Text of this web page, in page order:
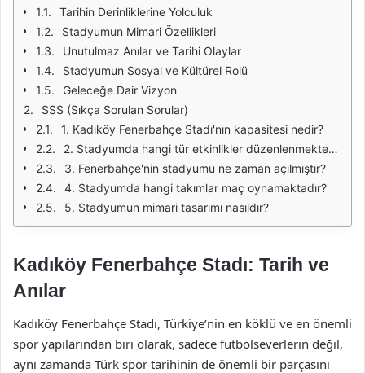
Tarihin Derinliklerine Yolculuk
Stadyumun Mimari Özellikleri
Unutulmaz Anılar ve Tarihi Olaylar
Stadyumun Sosyal ve Kültürel Rolü
Geleceğe Dair Vizyon
SSS (Sıkça Sorulan Sorular)
1. Kadıköy Fenerbahçe Stadı'nın kapasitesi nedir?
2. Stadyumda hangi tür etkinlikler düzenlenmektedir?
3. Fenerbahçe'nin stadyumu ne zaman açılmıştır?
4. Stadyumda hangi takımlar maç oynamaktadır?
5. Stadyumun mimari tasarımı nasıldır?
Kadıköy Fenerbahçe Stadı: Tarih ve
Anılar
Kadıköy Fenerbahçe Stadı, Türkiye’nin en köklü ve en önemli
spor yapılarından biri olarak, sadece futbolseverlerin değil,
aynı zamanda Türk spor tarihinin de önemli bir parçasını